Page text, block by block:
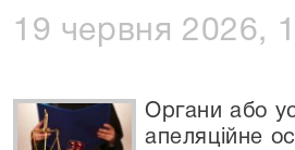
19 червня 2026,
Органи або
апеляційне